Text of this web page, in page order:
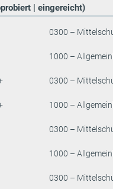
| eingereicht)
0300 –
1000 –
0300 –
1000 –
0300 –
1000 –
0300 –